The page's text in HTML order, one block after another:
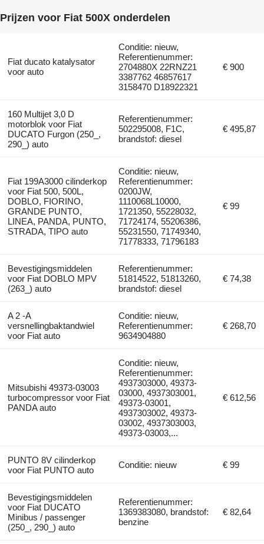
Prijzen voor Fiat 500X onderdelen
Fiat ducato katalysator
voor auto
Conditie: nieuw,
Referentienummer:
2704880X 22RNZ21
3387762 46857617
3158470 D18922321
€ 900
160 Multijet 3,0 D
motorblok voor Fiat
DUCATO Furgon (250_,
290_) auto
Referentienummer:
502295008, F1C,
brandstof: diesel
€ 495,87
Fiat 199A3000 cilinderkop
voor Fiat 500, 500L,
DOBLO, FIORINO,
GRANDE PUNTO,
LINEA, PANDA, PUNTO,
STRADA, TIPO auto
Conditie: nieuw,
Referentienummer:
0200JW,
1110068L10000,
1721350, 55228032,
71724174, 55206386,
55231550, 71749340,
71778333, 71796183
€ 99
Bevestigingsmiddelen
voor Fiat DOBLO MPV
(263_) auto
Referentienummer:
51814522, 51813260,
brandstof: diesel
€ 74,38
A 2 -A
versnellingbaktandwiel
voor Fiat auto
Conditie: nieuw,
Referentienummer:
9634904880
€ 268,70
Mitsubishi 49373-03003
turbocompressor voor Fiat
PANDA auto
Conditie: nieuw,
Referentienummer:
4937303000, 49373-
03000, 4937303001,
49373-03001,
4937303002, 49373-
03002, 4937303003,
49373-03003,...
€ 612,56
PUNTO 8V cilinderkop
voor Fiat PUNTO auto
Conditie: nieuw € 99
Bevestigingsmiddelen
voor Fiat DUCATO
Minibus / passenger
(250_, 290_) auto
Referentienummer:
1369383080, brandstof:
benzine
€ 82,64